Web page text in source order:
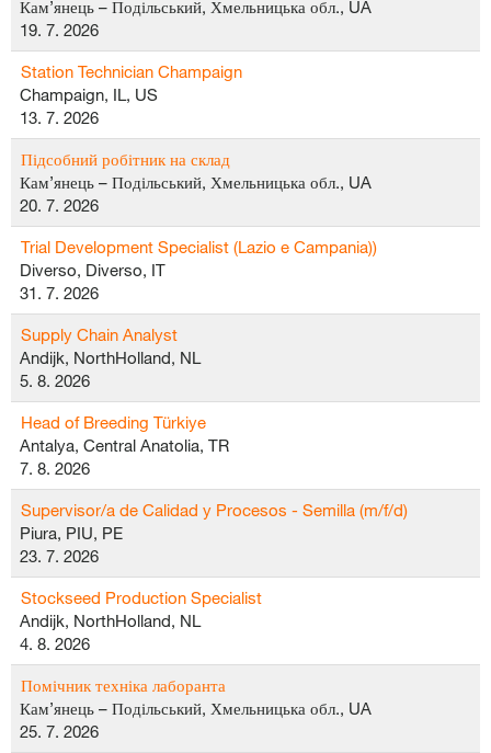
Кам’янець – Подільський, Хмельницька обл., UA
19. 7. 2026
Station Technician Champaign
Champaign, IL, US
13. 7. 2026
Підсобний робітник на склад
Кам’янець – Подільський, Хмельницька обл., UA
20. 7. 2026
Trial Development Specialist (Lazio e Campania))
Diverso, Diverso, IT
31. 7. 2026
Supply Chain Analyst
Andijk, NorthHolland, NL
5. 8. 2026
Head of Breeding Türkiye
Antalya, Central Anatolia, TR
7. 8. 2026
Supervisor/a de Calidad y Procesos - Semilla (m/f/d)
Piura, PIU, PE
23. 7. 2026
Stockseed Production Specialist
Andijk, NorthHolland, NL
4. 8. 2026
Помічник техніка лаборанта
Кам’янець – Подільський, Хмельницька обл., UA
25. 7. 2026